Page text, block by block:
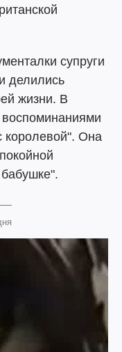
супруги
делились
жизни. В
королевой". Она